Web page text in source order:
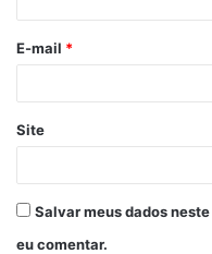
E-mail *
Site
Salvar meus dados
eu comentar.